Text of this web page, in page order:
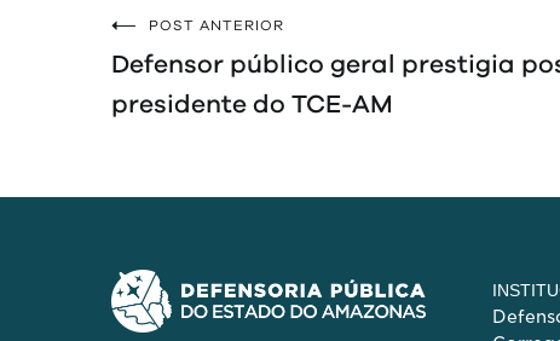
Navegação
de
POST ANTERIOR
Defensor público geral prestigia
presidente do TCE-AM